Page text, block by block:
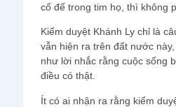
cố đế trong tim họ, thì không
Kiểm duyệt Khánh Ly chỉ là
vẫn hiện ra trên đất nước
như lời nhắc rằng cuộc sống
điều có thật.
Ít có ai nhận ra rằng kiểm